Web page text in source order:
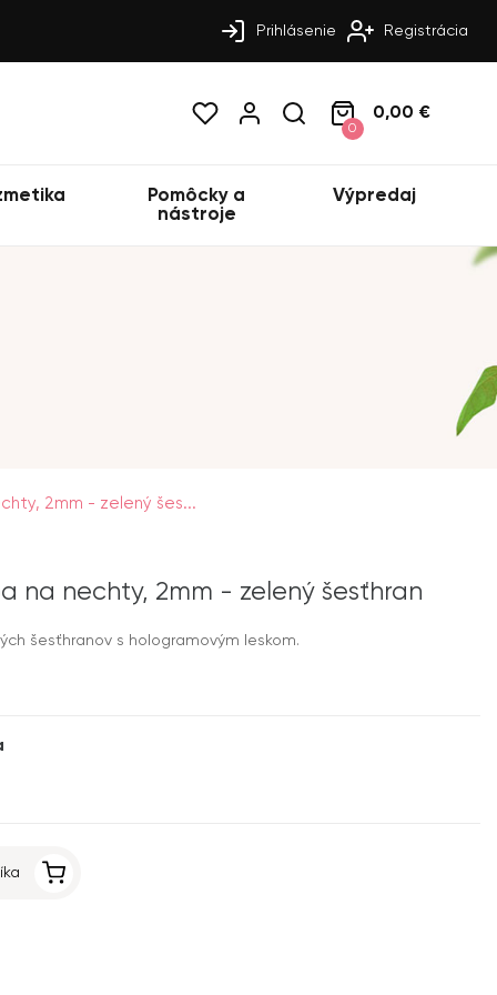
Prihlásenie Registrácia
0
0,00 €
Pomôcky a
nástroje
Výpredaj
2mm - zelený šes...
na nechty, 2mm - zelený šesťhran
šesťhranov s hologramovým leskom.